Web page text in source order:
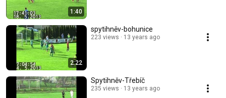
1:40
2:22
spytihněv-bohunice
223 views 13 years ago
Spytihněv-Třebíč
235 views 13 years ago